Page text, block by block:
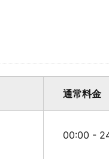
通常料金
00:00 -